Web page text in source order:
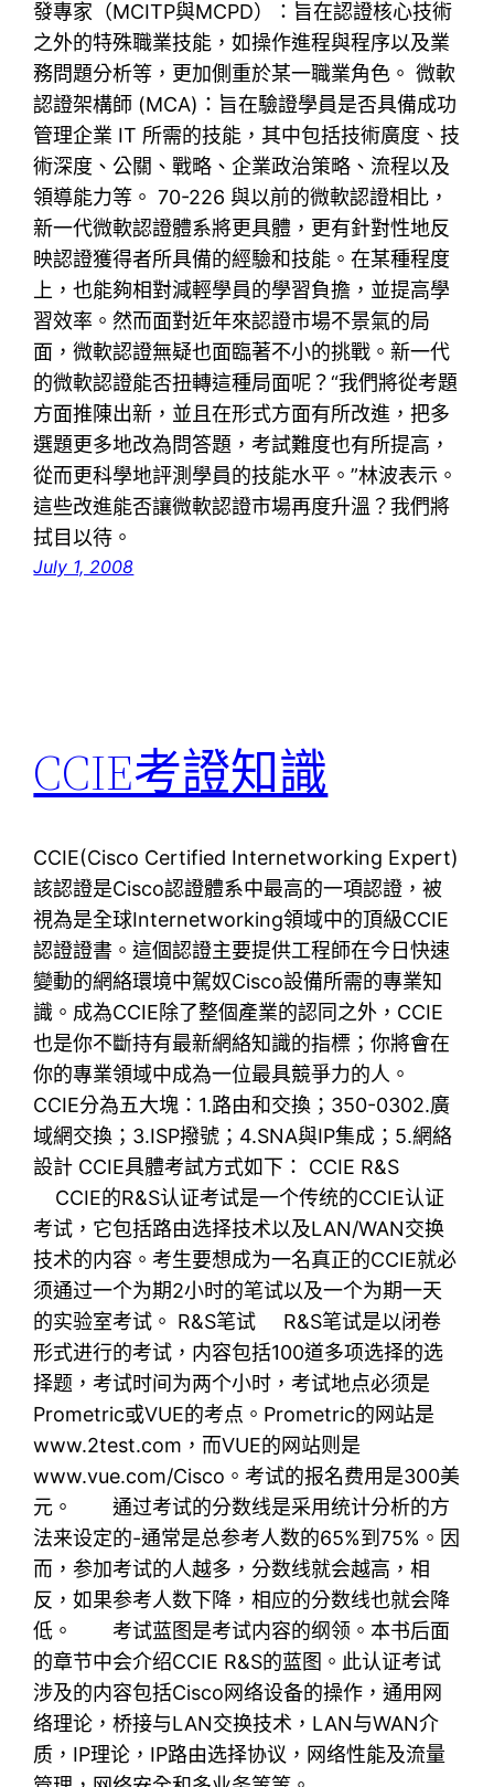
發專家（MCITP與MCPD）：旨在認證核心技術
之外的特殊職業技能，如操作進程與程序以及業
務問題分析等，更加側重於某一職業角色。 微軟
認證架構師 (MCA)：旨在驗證學員是否具備成功
管理企業 IT 所需的技能，其中包括技術廣度、技
術深度、公關、戰略、企業政治策略、流程以及
領導能力等。 70-226 與以前的微軟認證相比，
新一代微軟認證體系將更具體，更有針對性地反
映認證獲得者所具備的經驗和技能。在某種程度
上，也能夠相對減輕學員的學習負擔，並提高學
習效率。然而面對近年來認證市場不景氣的局
面，微軟認證無疑也面臨著不小的挑戰。新一代
的微軟認證能否扭轉這種局面呢？“我們將從考題
方面推陳出新，並且在形式方面有所改進，把多
選題更多地改為問答題，考試難度也有所提高，
從而更科學地評測學員的技能水平。”林波表示。
這些改進能否讓微軟認證市場再度升溫？我們將
拭目以待。
July 1, 2008
CCIE考證知識
CCIE(Cisco Certified Internetworking Expert)
該認證是Cisco認證體系中最高的一項認證，被
視為是全球Internetworking領域中的頂級CCIE
認證證書。這個認證主要提供工程師在今日快速
變動的網絡環境中駕奴Cisco設備所需的專業知
識。成為CCIE除了整個產業的認同之外，CCIE
也是你不斷持有最新網絡知識的指標；你將會在
你的專業領域中成為一位最具競爭力的人。
CCIE分為五大塊：1.路由和交換；350-0302.廣
域網交換；3.ISP撥號；4.SNA與IP集成；5.網絡
設計 CCIE具體考試方式如下： CCIE R&S
CCIE的R&S认证考试是一个传统的CCIE认证
考试，它包括路由选择技术以及LAN/WAN交换
技术的内容。考生要想成为一名真正的CCIE就必
须通过一个为期2小时的笔试以及一个为期一天
的实验室考试。 R&S笔试 R&S笔试是以闭卷
形式进行的考试，内容包括100道多项选择的选
择题，考试时间为两个小时，考试地点必须是
Prometric或VUE的考点。Prometric的网站是
www.2test.com，而VUE的网站则是
www.vue.com/Cisco。考试的报名费用是300美
元。 通过考试的分数线是采用统计分析的方
法来设定的-通常是总参考人数的65%到75%。因
而，参加考试的人越多，分数线就会越高，相
反，如果参考人数下降，相应的分数线也就会降
低。 考试蓝图是考试内容的纲领。本书后面
的章节中会介绍CCIE R&S的蓝图。此认证考试
涉及的内容包括Cisco网络设备的操作，通用网
络理论，桥接与LAN交换技术，LAN与WAN介
质，IP理论，IP路由选择协议，网络性能及流量